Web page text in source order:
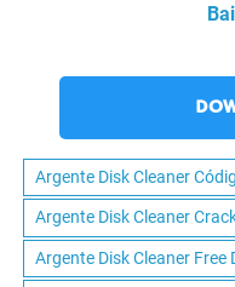
Argente Disk Cleaner
Argente Disk Cleaner
Argente Disk Cleaner Free